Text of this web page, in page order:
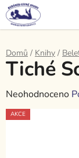
Přejít
na
obsah
Domů / Knihy /
Tiché
Průměrné
hodnocení
Neohodnoceno
AKCE